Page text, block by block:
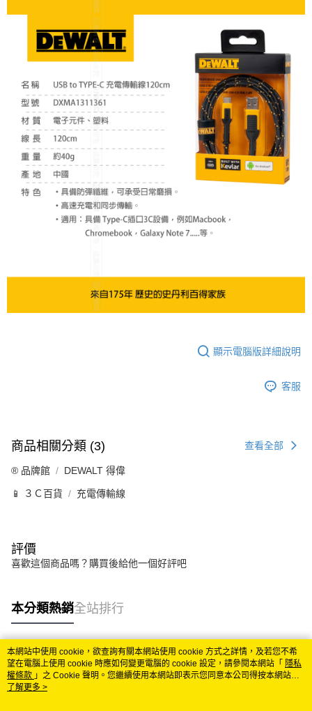
顯示電腦版詳細說明
客服
商品相關分類 (3) 查看全部
®️ 品牌館 DEWALT 得偉
📱 ３Ｃ百貨 充電傳輸線
評價
喜歡這個商品嗎？購買後給他一個好評吧
本分類熱銷全站排行
熱門標籤
本網站中使用 cookie，欲查詢有關本網站使用 cookie 方式之詳情，及若您不希
望在電腦上使用 cookie 時應如何變更電腦的 cookie 設定，請參閱本網站「 隱私
權條款 」之 Cookie 聲明。您繼續使用本網站即表示您同意本公司得按本網站使
用條款之 Cookie 聲明使用 cookie。
了解更多 >